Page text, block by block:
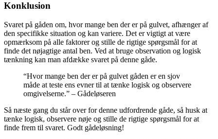
Konklusion
Svaret på gåden om, hvor mange ben der er på gulvet, afhænger af
den specifikke situation og kan variere. Det er vigtigt at være
opmærksom på alle faktorer og stille de rigtige spørgsmål for at
finde det nøjagtige antal ben. Ved at bruge observation og logisk
tænkning kan man afdække svaret på denne gåde.
“Hvor mange ben der er på gulvet gåden er en sjov
måde at teste ens evner til at tænke logisk og observere
omgivelserne.” – Gådeløseren
Så næste gang du står over for denne udfordrende gåde, så husk at
tænke logisk, observere nøje og stille de rigtige spørgsmål for at
finde frem til svaret. Godt gådeløsning!